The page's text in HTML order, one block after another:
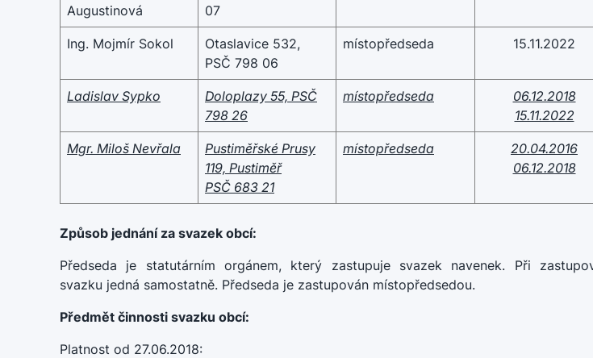
Augustinová
07
Ing. Mojmír Sokol
Otaslavice 532,
PSČ 798 06
místopředseda 15.11.2022
Ladislav Sypko
Doloplazy 55, PSČ
798 26
místopředseda
06.12.2018
15.11.2022
Mgr. Miloš Nevřala
Pustiměřské Prusy
119, Pustiměř
PSČ 683 21
místopředseda
20.04.2016
06.12.2018
Způsob jednání za svazek obcí:
Předseda je statutárním orgánem, který zastupuje svazek navenek. Při
svazku jedná samostatně. Předseda je zastupován místopředsedou.
Předmět činnosti svazku obcí:
Platnost od 27.06.2018: